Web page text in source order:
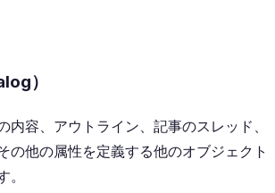
）
内容、アウトライン、記事のスレッド、
の他の属性を定義する他のオブジェクト
。